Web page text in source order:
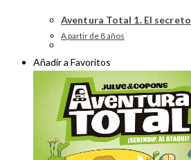
Aventura Total 1. El
A partir de 8 años
Añadir a Favoritos